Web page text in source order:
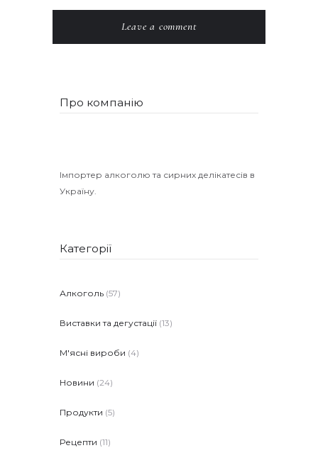
Про компанію
Імпортер алкоголю та сирних делікатесів в
Україну.
Категорії
Алкоголь (57)
Виставки та дегустації (13)
М'ясні вироби (4)
Новини (24)
Продукти (5)
Рецепти (11)